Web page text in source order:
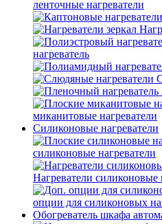
ленточные нагреватели
нагреватель
миканитовые нагреватели
Силиконовые нагреватели
силиконовые нагреватели
Нагреватели
опции для силиконовых
Обогреватель шкафа